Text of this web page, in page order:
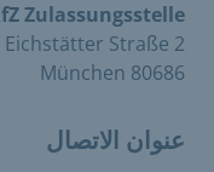
Zulassungsstelle
Eichstätter Straße 2
80686 München
عنوان الاتصال